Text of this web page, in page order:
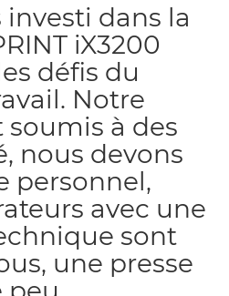
investi dans la
iX3200
défis du
Notre
à des
nous devons
personnel,
avec une
sont
une presse